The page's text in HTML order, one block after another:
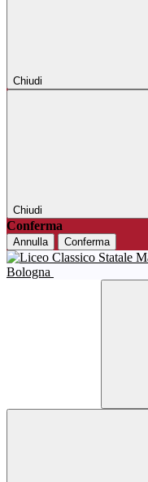
Chiudi
Chiudi
Conferma
Annulla Conferma
Bologna